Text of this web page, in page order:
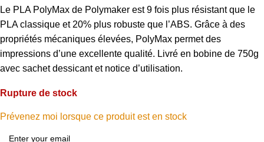
Le PLA PolyMax de Polymaker est 9 fois plus résistant que le
PLA classique et 20% plus robuste que l’ABS. Grâce à des
propriétés mécaniques élevées, PolyMax permet des
impressions d’une excellente qualité. Livré en bobine de 750g
avec sachet dessicant et notice d’utilisation.
Rupture de stock
Prévenez moi lorsque ce produit est en stock